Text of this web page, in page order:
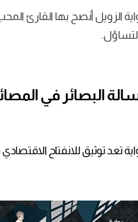
الزويل أنصح بها القارئ
البصائر في
تعد توثيق للانفتاح